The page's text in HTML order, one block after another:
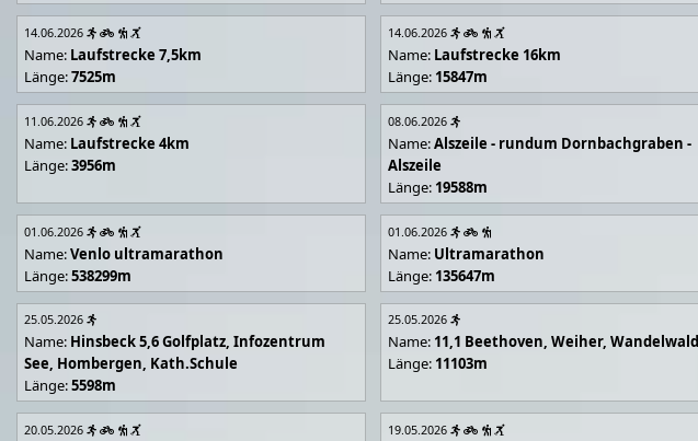
14.06.2026
Name: Laufstrecke 7,5km
Länge:7525m
14.06.2026
Name: Laufstrecke 16km
Länge: 15847m
11.06.2026
Name: Laufstrecke 4km
Länge:3956m
08.06.2026
Name:Alszeile - rundum Dornbachgraben -
Alszeile
Länge: 19588m
01.06.2026
Name:Venlo ultramarathon
Länge:538299m
01.06.2026
Name: Ultramarathon
Länge: 135647m
25.05.2026
Name: Hinsbeck 5,6 Golfplatz, Infozentrum
See, Hombergen, Kath.Schule
Länge:5598m
25.05.2026
Name: 11,1 Beethoven, Weiher, Wandelwald
Länge: 11103m
20.05.2026 19.05.2026